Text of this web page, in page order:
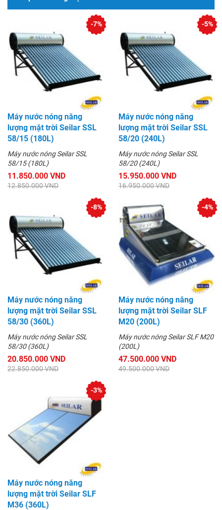
Máy nước nóng năng
lượng mặt trời Seilar SSL
58/15 (180L)
Máy nước nóng Seilar SSL
58/15 (180L)
11.850.000 VND
12.850.000 VND
-7%
Máy nước nóng năng
lượng mặt trời Seilar SSL
58/20 (240L)
Máy nước nóng Seilar SSL
58/20 (240L)
15.950.000 VND
16.950.000 VND
-5%
Máy nước nóng năng
lượng mặt trời Seilar SSL
58/30 (360L)
Máy nước nóng Seilar SSL
58/30 (360L)
20.850.000 VND
22.850.000 VND
-8%
Máy nước nóng năng
lượng mặt trời Seilar SLF
M20 (200L)
Máy nước nóng Seilar SLF M20
(200L)
47.500.000 VND
49.500.000 VND
-4%
Máy nước nóng năng
lượng mặt trời Seilar SLF
M36 (360L)
-3%